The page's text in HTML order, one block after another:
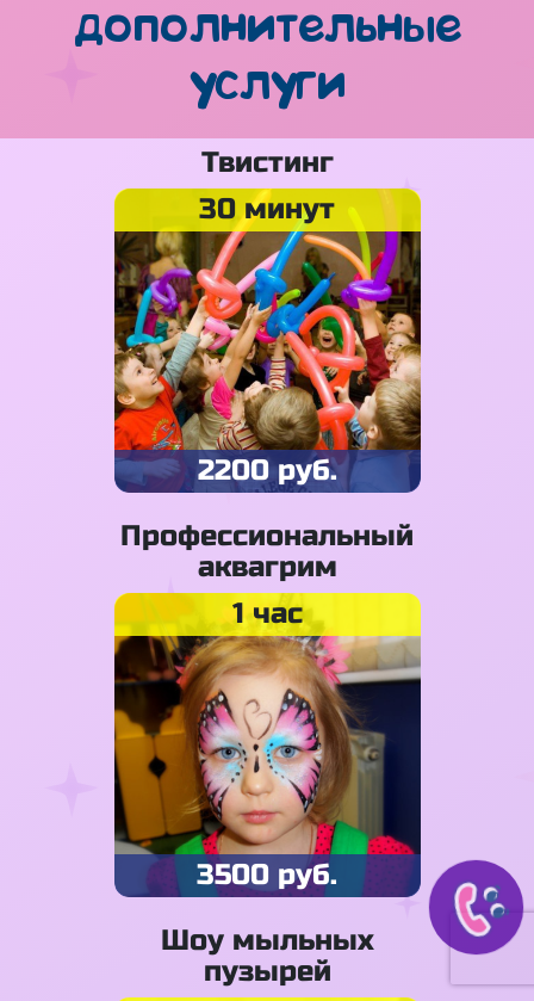
дополнительные
услуги
Твистинг
30 минут
2200 руб.
Профессиональный
аквагрим
1 час
3500 руб.
Шоу мыльных
пузырей